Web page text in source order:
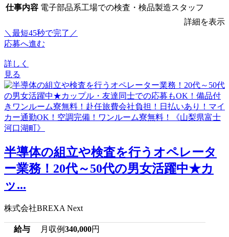
仕事内容 電子部品系工場での検査・検品製造スタッフ
詳細を表示
＼最短45秒で完了／
応募へ進む
詳しく
見る
半導体の組立や検査を行うオペレータ
ー業務！20代～50代の男女活躍中★カ
ッ...
株式会社BREXA Next
給与 月収例340,000円